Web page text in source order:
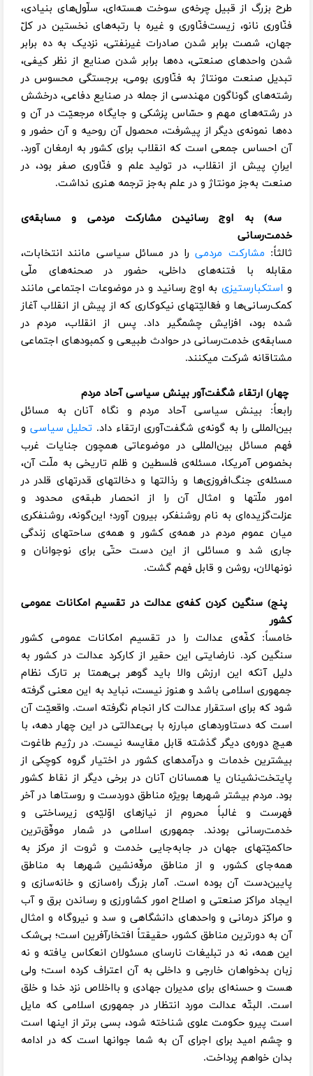
طرح بزرگ از قبیل چرخه‌ی سوخت هسته‌ای، سلّول‌های بنیادی،
فنّاوری نانو، زیست‌فنّاوری و غیره با رتبه‌های نخستین در کلّ
جهان، شصت برابر شدن صادرات غیرنفتی، نزدیک به ده برابر
شدن واحدهای صنعتی، ده‌ها برابر شدن صنایع از نظر کیفی،
تبدیل صنعت مونتاژ به فنّاوری بومی، برجستگی محسوس در
رشته‌های گوناگون مهندسی از جمله در صنایع دفاعی، درخشش
در رشته‌های مهم و حسّاس پزشکی و جایگاه مرجعیّت در آن و
ده‌ها نمونه‌ی دیگر از پیشرفت، محصول آن روحیه و آن حضور و
آن احساس جمعی است که انقلاب برای کشور به ارمغان آورد.
ایرانِ پیش ‌از انقلاب، در تولید علم و فنّاوری صفر بود، در
صنعت به‌جز مونتاژ و در علم به‌جز ترجمه هنری نداشت.
سه) به اوج رسانیدن مشارکت مردمی و مسابقه‌ی
خدمت‌رسانی
ثالثاً: مشارکت مردمیرا در مسائل سیاسی مانند انتخابات،
مقابله با فتنه‌های داخلی، حضور در صحنه‌های ملّی
و استکبارستیزی به اوج رسانید و در موضوعات اجتماعی مانند
کمک‌رسانی‌ها و فعّالیّتهای نیکوکاری که از پیش ‌از انقلاب آغاز
شده بود، افزایش چشمگیر داد. پس ‌از انقلاب، مردم در
مسابقه‌‌ی خدمت‌رسانی در حوادث طبیعی و کمبودهای اجتماعی
مشتاقانه شرکت میکنند.
چهار) ارتقاء شگفت‌آور بینش سیاسی آحاد مردم
رابعاً: بینش سیاسی آحاد مردم و نگاه آنان به مسائل
بین‌المللی را به گونه‌ی شگفت‌آوری ارتقاء داد. تحلیل سیاسی و
فهم مسائل بین‌المللی در موضوعاتی همچون جنایات غرب
بخصوص آمریکا، مسئله‌ی فلسطین و ظلم تاریخی به ملّت آن،
مسئله‌ی جنگ‌افروزی‌ها و رذالتها و دخالتهای قدرتهای قلدر در
امور ملّتها و امثال آن را از انحصار طبقه‌ی محدود و
عزلت‌‌گزیده‌ای به نام روشنفکر، بیرون آورد؛ این‌گونه، روشنفکری
میان عموم مردم در همه‌ی کشور و همه‌ی ساحتهای زندگی
جاری شد و مسائلی از این دست حتّی برای نوجوانان و
نونهالان، روشن و قابل فهم گشت.
پنج) سنگین کردن کفه‌ی عدالت در تقسیم امکانات عمومی
کشور
خامساً: کفّه‌ی عدالت را در تقسیم امکانات عمومی کشور
سنگین کرد. نارضایتی این حقیر از کارکرد عدالت در کشور به
دلیل آنکه این ارزش والا باید گوهر بی‌همتا بر تارک نظام
جمهوری اسلامی باشد و هنوز نیست، نباید به این معنی گرفته
شود که برای استقرار عدالت کار انجام نگرفته است. واقعیّت آن
است که دستاوردهای مبارزه با بی‌عدالتی در این چهار دهه، با
هیچ دوره‌ی دیگر گذشته قابل مقایسه نیست. در رژیم طاغوت
بیشترین خدمات و درآمدهای کشور در اختیار گروه کوچکی از
پایتخت‌نشینان یا همسانان آنان در برخی دیگر از نقاط کشور
بود. مردم بیشتر شهرها بویژه مناطق دوردست و روستاها در آخر
فهرست و غالباً محروم از نیازهای اوّلیّه‌ی زیرساختی و
خدمت‌رسانی بودند. جمهوری اسلامی در شمار موفّق‌ترین
حاکمیّتهای جهان در جابه‌جایی خدمت و ثروت از مرکز به
همه‌جای کشور، و از مناطق مرفّه‌نشین شهرها به مناطق
پایین‌دست آن بوده است. آمار بزرگ راه‌سازی و خانه‌سازی و
ایجاد مراکز صنعتی و اصلاح امور کشاورزی و رساندن برق و آب
و مراکز درمانی و واحدهای دانشگاهی و سد و نیروگاه و امثال
آن به دورترین مناطق کشور، حقیقتاً افتخارآفرین است؛ بی‌شک
این همه، نه در تبلیغات نارسای مسئولان انعکاس یافته‌ و نه
زبان بدخواهان خارجی و داخلی به آن اعتراف کرده است؛ ولی
هست و حسنه‌ای برای مدیران جهادی و بااخلاص نزد خدا و خلق
است. البتّه عدالت مورد انتظار در جمهوری اسلامی که مایل
است پیرو حکومت علوی شناخته شود، بسی برتر از اینها است
و چشم امید برای اجرای آن به شما جوانها است که در ادامه
بدان خواهم پرداخت.